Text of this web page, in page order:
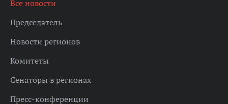
Все новости
Председатель
Новости регионов
Комитеты
Сенаторы в регионах
Пресс-конференции